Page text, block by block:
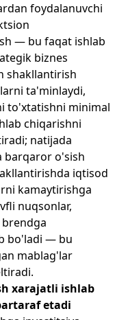
foydalanuvchi
— bu faqat ishlab
biznes
shakllantirish
ta'minlaydi,
to'xtatishni minimal
chiqarishni
natijada
barqaror o'sish
iqtisod
kamaytirishga
nuqsonlar,
bo'ladi — bu
mablag'lar
xarajatli ishlab
etadi